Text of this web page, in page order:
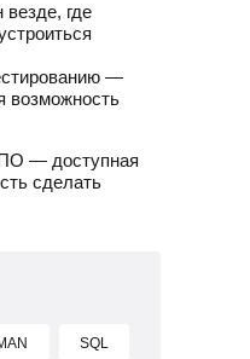
везде, где
—
возможность
— доступная
сделать
SQL